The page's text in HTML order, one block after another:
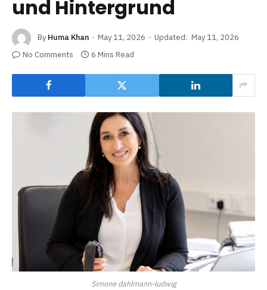
und Hintergrund
By Huma Khan May 11, 2026 Updated: May 11, 2026
No Comments
6 Mins Read
Simone dahlmann-ludwig